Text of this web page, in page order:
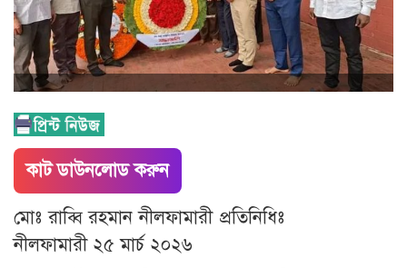
কাট ডাউনলোড করুন
মোঃ রাব্বি রহমান নীলফামারী প্রতিনিধিঃ
নীলফামারী ২৫ মার্চ ২০২৬